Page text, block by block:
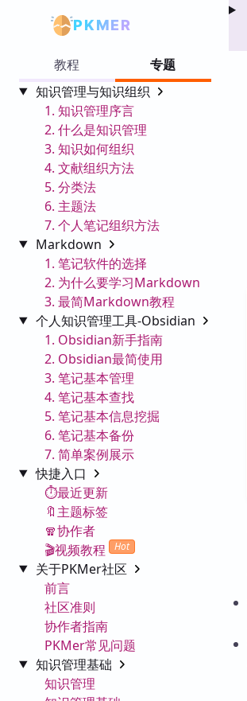
PKMER
教程
专题
知识管理与知识组织
1. 知识管理序言
2. 什么是知识管理
3. 知识如何组织
4. 文献组织方法
5. 分类法
6. 主题法
7. 个人笔记组织方法
Markdown
1. 笔记软件的选择
2. 为什么要学习Markdown
3. 最简Markdown教程
个人知识管理工具-Obsidian
1. Obsidian新手指南
2. Obsidian最简使用
3. 笔记基本管理
4. 笔记基本查找
5. 笔记基本信息挖掘
6. 笔记基本备份
7. 简单案例展示
快捷入口
⏱️最近更新
🔖主题标签
🧣协作者
🎬视频教程
Hot
关于PKMer社区
前言
社区准则
协作者指南
PKMer常见问题
知识管理基础
知识管理